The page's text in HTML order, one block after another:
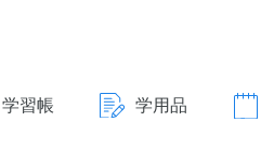
学習帳 学用品